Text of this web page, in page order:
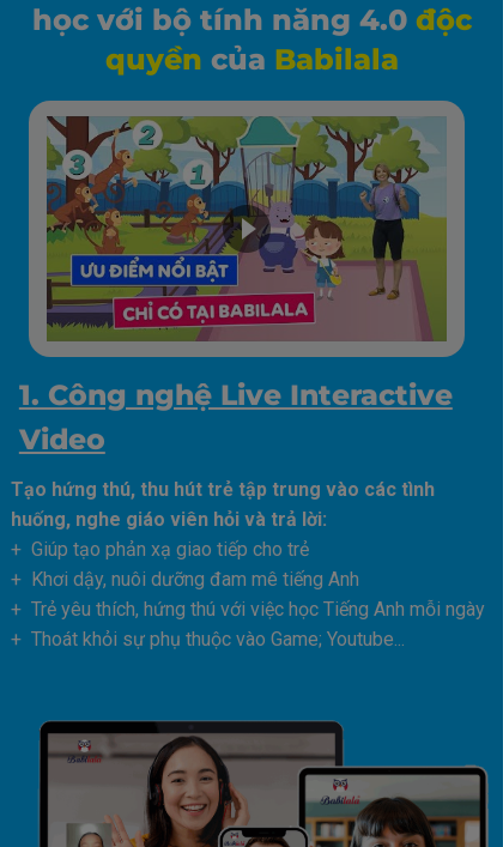
1. Công nghệ Live Interactive
Video
Tạo hứng thú, thu hút trẻ tập trung vào các tình
huống, nghe giáo viên hỏi và trả lời:
+ Giúp tạo phản xạ giao tiếp cho trẻ
+ Khơi dậy, nuôi dưỡng đam mê tiếng Anh
+ Trẻ yêu thích, hứng thú với việc học Tiếng Anh mỗi ngày
+ Thoát khỏi sự phụ thuộc vào Game; Youtube...
học với bộ tính năng 4.0 độc
quyền của Babilala